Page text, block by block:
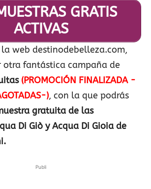
GRATIS
ACTIVAS
la web destinodebelleza.com,
otra fantástica campaña de
(PROMOCIÓN FINALIZADA -
), con la que podrás
gratuita de las
Di Giò y Acqua Di Gioia de
Publi